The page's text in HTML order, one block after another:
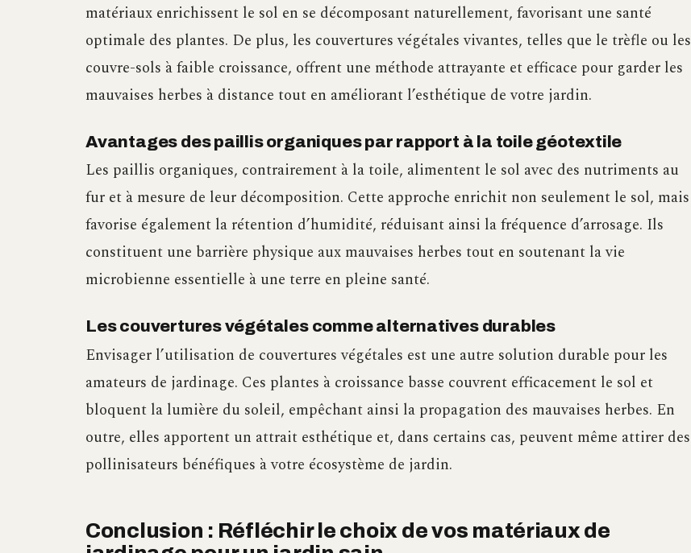
matériaux enrichissent le sol en se décomposant naturellement, favorisant une santé
optimale des plantes. De plus, les couvertures végétales vivantes, telles que le trèfle ou les
couvre-sols à faible croissance, offrent une méthode attrayante et efficace pour garder les
mauvaises herbes à distance tout en améliorant l’esthétique de votre jardin.
Avantages des paillis organiques par rapport à la toile géotextile
Les paillis organiques, contrairement à la toile, alimentent le sol avec des nutriments au
fur et à mesure de leur décomposition. Cette approche enrichit non seulement le sol, mais
favorise également la rétention d’humidité, réduisant ainsi la fréquence d’arrosage. Ils
constituent une barrière physique aux mauvaises herbes tout en soutenant la vie
microbienne essentielle à une terre en pleine santé.
Les couvertures végétales comme alternatives durables
Envisager l’utilisation de couvertures végétales est une autre solution durable pour les
amateurs de jardinage. Ces plantes à croissance basse couvrent efficacement le sol et
bloquent la lumière du soleil, empêchant ainsi la propagation des mauvaises herbes. En
outre, elles apportent un attrait esthétique et, dans certains cas, peuvent même attirer des
pollinisateurs bénéfiques à votre écosystème de jardin.
Conclusion : Réfléchir le choix de vos matériaux de